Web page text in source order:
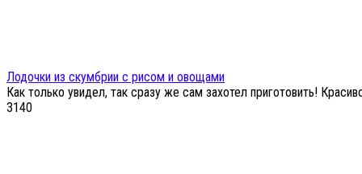
Лодочки из скумбрии с рисом и овощами
Как только увидел, так сразу же сам захотел приготовить!
3140